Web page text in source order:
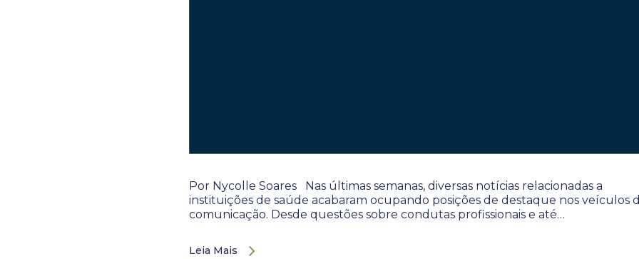
Por Nycolle Soares Nas últimas semanas, diversas notícias relacionadas a
instituições de saúde acabaram ocupando posições de destaque nos veículos
comunicação. Desde questões sobre condutas profissionais e até…
Leia Mais